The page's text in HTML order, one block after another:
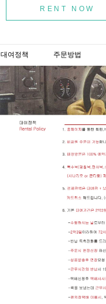
대여정책 주문방법